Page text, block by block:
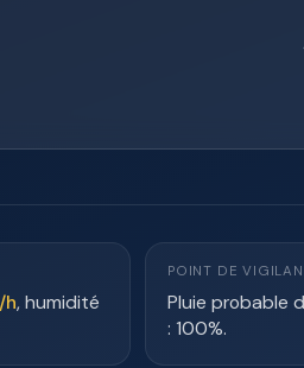
h, humidité
POINT DE
Pluie probable
: 100%.